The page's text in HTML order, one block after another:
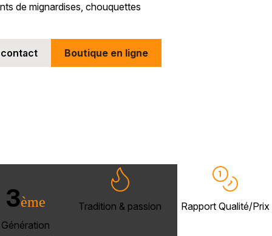
de mignardises, chouquettes
Boutique en ligne
3ème
Génération
Tradition & passion Rapport Qualité/Prix